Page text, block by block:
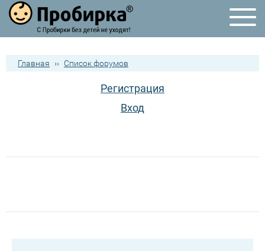
Главная ›› Список форумов
Регистрация
Вход